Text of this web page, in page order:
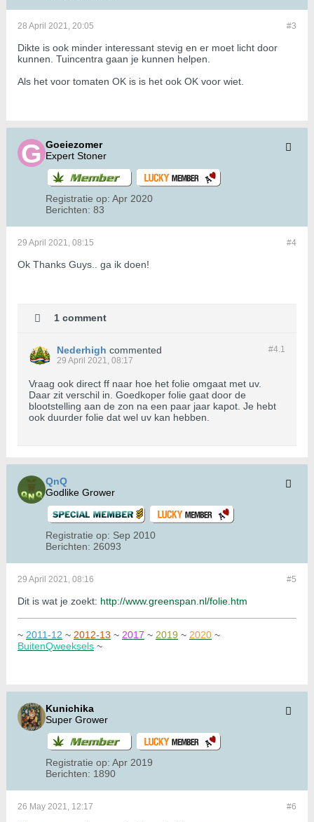
#3
28 April 2021, 20:05
Dikte is ook minder interessant stevig en er moet licht door
kunnen. Tuincentra gaan je kunnen helpen.
Als het voor tomaten OK is is het ook OK voor wiet.
Goeiezomer
Expert Stoner
Registratie op: Apr 2020
Berichten: 83
#4
29 April 2021, 08:15
Ok Thanks Guys.. ga ik doen!
1 comment
#4.1
Nederhigh commented
29 April 2021, 08:17
Vraag ook direct ff naar hoe het folie omgaat met uv.
Daar zit verschil in. Goedkoper folie gaat door de
blootstelling aan de zon na een paar jaar kapot. Je hebt
ook duurder folie dat wel uv kan hebben.
QnQ
Godlike Grower
Registratie op: Sep 2010
Berichten: 26093
#5
29 April 2021, 08:16
Dit is wat je zoekt: http://www.greenspan.nl/folie.htm
~ 2011-12 ~ 2012-13 ~ 2017 ~ 2019 ~ 2020 ~
BuitenQweeksels ~
Kunichika
Super Grower
Registratie op: Apr 2019
Berichten: 1890
#6
26 May 2021, 12:17